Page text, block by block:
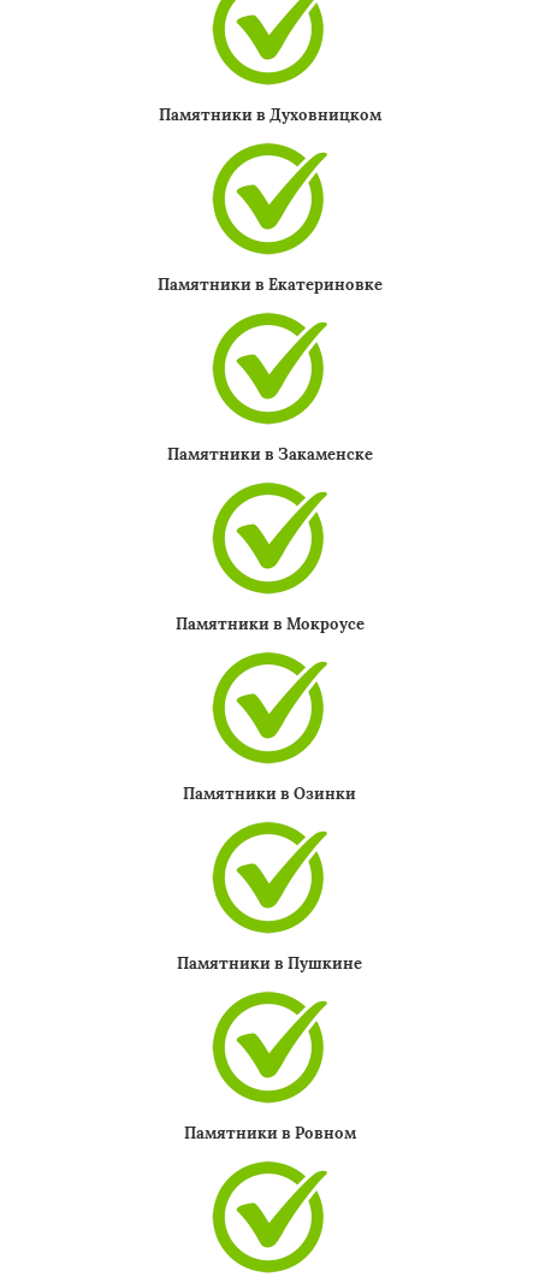
Памятники в Духовницком
Памятники в Екатериновке
Памятники в Закаменске
Памятники в Мокроусе
Памятники в Озинки
Памятники в Пушкине
Памятники в Ровном